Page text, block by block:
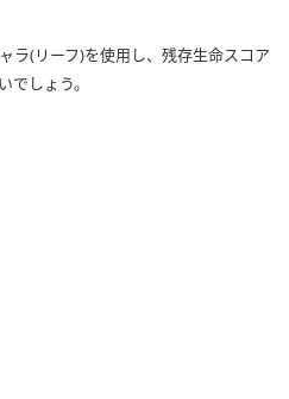
ラ(リーフ)を使用し、残存生命スコア
でしょう。